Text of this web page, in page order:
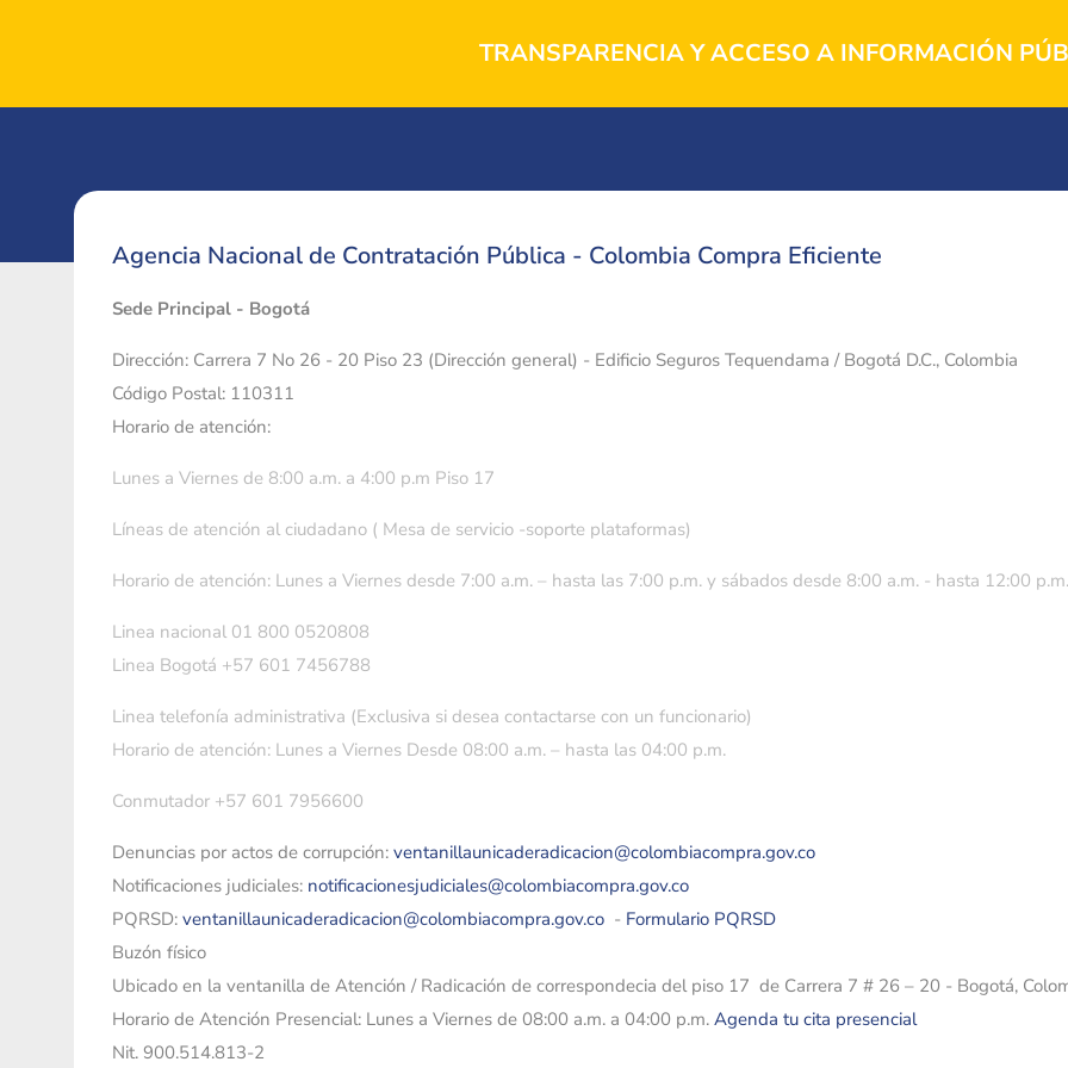
TRANSPARENCIA Y ACCESO A INFORMACIÓN
Agencia Nacional de Contratación Pública - Colombia Compra Eficiente
Sede Principal - Bogotá
Dirección: Carrera 7 No 26 - 20 Piso 23 (Dirección general) - Edificio Seguros Tequendama / Bogotá D.C., Colombia
Código Postal: 110311
Horario de atención:
Lunes a Viernes de 8:00 a.m. a 4:00 p.m Piso 17
Líneas de atención al ciudadano ( Mesa de servicio -soporte plataformas)
Horario de atención: Lunes a Viernes desde 7:00 a.m. – hasta las 7:00 p.m. y sábados desde 8:00 a.m. - hasta 12:00 p.m.
Linea nacional 01 800 0520808
Linea Bogotá +57 601 7456788
Linea telefonía administrativa (Exclusiva si desea contactarse con un funcionario)
Horario de atención: Lunes a Viernes Desde 08:00 a.m. – hasta las 04:00 p.m.
Conmutador +57 601 7956600
Denuncias por actos de corrupción: ventanillaunicaderadicacion@colombiacompra.gov.co
Notificaciones judiciales: notificacionesjudiciales@colombiacompra.gov.co
PQRSD: ventanillaunicaderadicacion@colombiacompra.gov.co - Formulario PQRSD
Buzón físico
Ubicado en la ventanilla de Atención / Radicación de correspondecia del piso 17 de Carrera 7 # 26 – 20 - Bogotá,
Horario de Atención Presencial: Lunes a Viernes de 08:00 a.m. a 04:00 p.m. Agenda tu cita presencial
Nit. 900.514.813-2